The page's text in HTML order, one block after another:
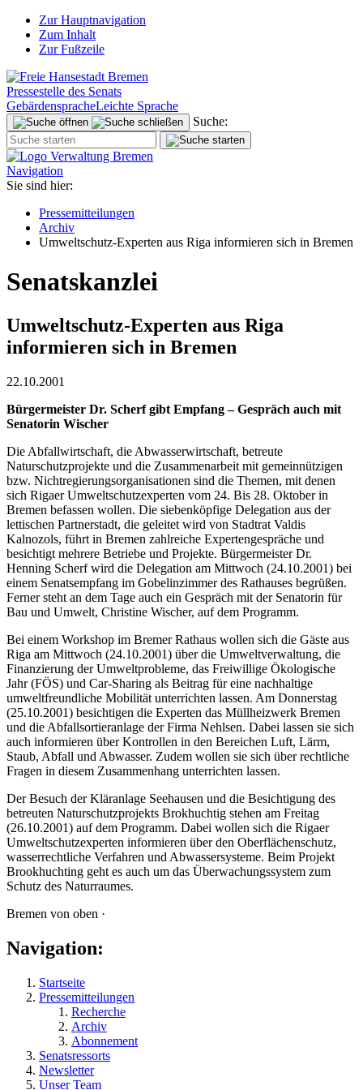
Zur Hauptnavigation
Zum Inhalt
Zur Fußzeile
Pressestelle des Senats
GebärdenspracheLeichte Sprache
Suche:
Navigation
Sie sind hier:
Pressemitteilungen
Archiv
Umweltschutz-Experten aus Riga informieren sich in Bremen
Senatskanzlei
Umweltschutz-Experten aus Riga
informieren sich in Bremen
22.10.2001
Bürgermeister Dr. Scherf gibt Empfang – Gespräch auch mit
Senatorin Wischer
Die Abfallwirtschaft, die Abwasserwirtschaft, betreute
Naturschutzprojekte und die Zusammenarbeit mit gemeinnützigen
bzw. Nichtregierungsorganisationen sind die Themen, mit denen
sich Rigaer Umweltschutzexperten vom 24. Bis 28. Oktober in
Bremen befassen wollen. Die siebenköpfige Delegation aus der
lettischen Partnerstadt, die geleitet wird von Stadtrat Valdis
Kalnozols, führt in Bremen zahlreiche Expertengespräche und
besichtigt mehrere Betriebe und Projekte. Bürgermeister Dr.
Henning Scherf wird die Delegation am Mittwoch (24.10.2001) bei
einem Senatsempfang im Gobelinzimmer des Rathauses begrüßen.
Ferner steht an dem Tage auch ein Gespräch mit der Senatorin für
Bau und Umwelt, Christine Wischer, auf dem Programm.
Bei einem Workshop im Bremer Rathaus wollen sich die Gäste aus
Riga am Mittwoch (24.10.2001) über die Umweltverwaltung, die
Finanzierung der Umweltprobleme, das Freiwillige Ökologische
Jahr (FÖS) und Car-Sharing als Beitrag für eine nachhaltige
umweltfreundliche Mobilität unterrichten lassen. Am Donnerstag
(25.10.2001) besichtigen die Experten das Müllheizwerk Bremen
und die Abfallsortieranlage der Firma Nehlsen. Dabei lassen sie sich
auch informieren über Kontrollen in den Bereichen Luft, Lärm,
Staub, Abfall und Abwasser. Zudem wollen sie sich über rechtliche
Fragen in diesem Zusammenhang unterrichten lassen.
Der Besuch der Kläranlage Seehausen und die Besichtigung des
betreuten Naturschutzprojekts Brokhuchtig stehen am Freitag
(26.10.2001) auf dem Programm. Dabei wollen sich die Rigaer
Umweltschutzexperten informieren über den Oberflächenschutz,
wasserrechtliche Verfahren und Abwassersysteme. Beim Projekt
Brookhuchting geht es auch um das Überwachungssystem zum
Schutz des Naturraumes.
Bremen von oben ·
Navigation:
Startseite
Pressemitteilungen
Recherche
Archiv
Abonnement
Senatsressorts
Newsletter
Unser Team